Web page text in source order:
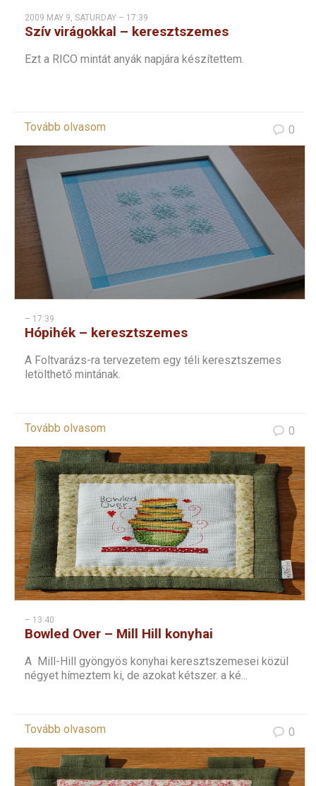
2009 MAY 9, SATURDAY – 17:39
Szív virágokkal – keresztszemes
Ezt a RICO mintát anyák napjára készítettem.
Tovább olvasom 0
– 17:39
Hópihék – keresztszemes
A Foltvarázs-ra tervezetem egy téli keresztszemes
letölthető mintának.
Tovább olvasom 0
– 13:40
Bowled Over – Mill Hill konyhai
A Mill-Hill gyöngyös konyhai keresztszemesei közül
négyet hímeztem ki, de azokat kétszer. a ké...
Tovább olvasom 0